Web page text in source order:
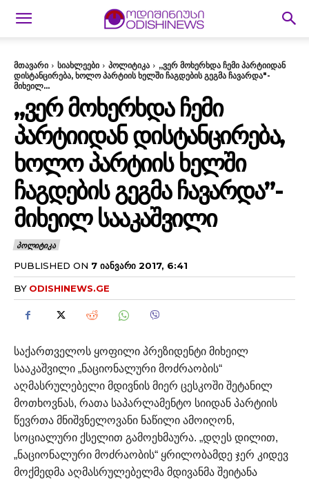
მთავარი სიახლეები პოლიტიკა
„ვერ მოხერხდა ჩემი პარტიიდან
დისტანცირება, ხოლო პარტიის ხელში ჩაგდების გეგმა ჩავარდა"-
მიხეილ...
„ᲕᲔᲠ ᲛᲝᲮᲔᲠᲮᲓᲐ ᲩᲔᲛᲘ
ᲞᲐᲠᲢᲘᲘᲓᲐᲜ ᲓᲘᲡᲢᲐᲜᲪᲘᲠᲔᲑᲐ,
ᲮᲝᲚᲝ ᲞᲐᲠᲢᲘᲘᲡ ᲮᲔᲚᲨᲘ
ᲩᲐᲒᲓᲔᲑᲘᲡ ᲒᲔᲒᲛᲐ ᲩᲐᲕᲐᲠᲓᲐ”-
ᲛᲘᲮᲔᲘᲚ ᲡᲐᲐᲙᲐᲨᲕᲘᲚᲘ
ᲞᲝᲚᲘᲢᲘᲙᲐ
PUBLISHED ON 7 ᲘᲐᲜᲕᲐᲠᲘ 2017, 6:41
BY ODISHINEWS.GE
საქართველოს ყოფილი პრეზიდენტი მიხეილ
სააკაშვილი „ნაციონალური მოძრაობის“
აღმასრულებელი მდივნის მიერ ცესკოში შეტანილ
მოთხოვნას, რათა საპარლამენტო სიიდან პარტიის
წევრთა მნიშვნელოვანი ნაწილი ამოიღონ,
სოციალური ქსელით გამოეხმაურა. „დღეს დილით,
„ნაციონალური მოძრაობის“ ყრილობამდე ჯერ კიდევ
მოქმედმა აღმასრულებელმა მდივანმა შეიტანა